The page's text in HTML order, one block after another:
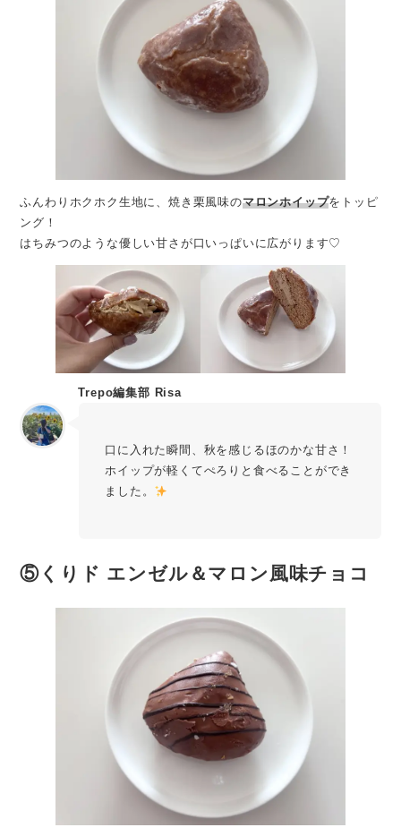
ふんわりホクホク生地に、焼き栗風味のマロンホイップをトッピ
ング！
はちみつのような優しい甘さが口いっぱいに広がります♡
Trepo編集部 Risa
口に入れた瞬間、秋を感じるほのかな甘さ！
ホイップが軽くてぺろりと食べることができ
ました。
⑤ くりド エンゼル＆マロン風味チョコ